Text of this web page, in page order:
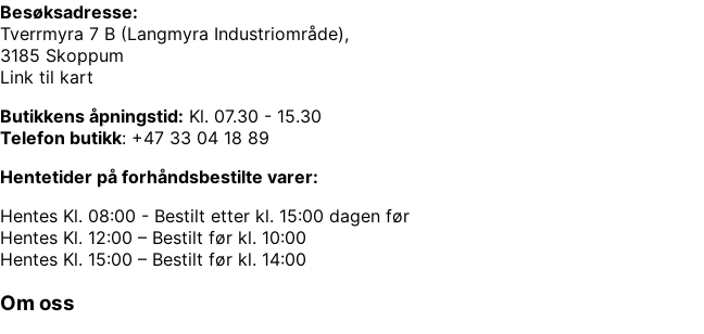
Besøksadresse:
Tverrmyra 7 B (Langmyra Industriområde),
3185 Skoppum
Link til kart
Butikkens åpningstid: Kl. 07.30 - 15.30
Telefon butikk: +47 33 04 18 89
Hentetider på forhåndsbestilte varer:
Hentes Kl. 08:00 - Bestilt etter kl. 15:00 dagen før
Hentes Kl. 12:00 – Bestilt før kl. 10:00
Hentes Kl. 15:00 – Bestilt før kl. 14:00
Om oss